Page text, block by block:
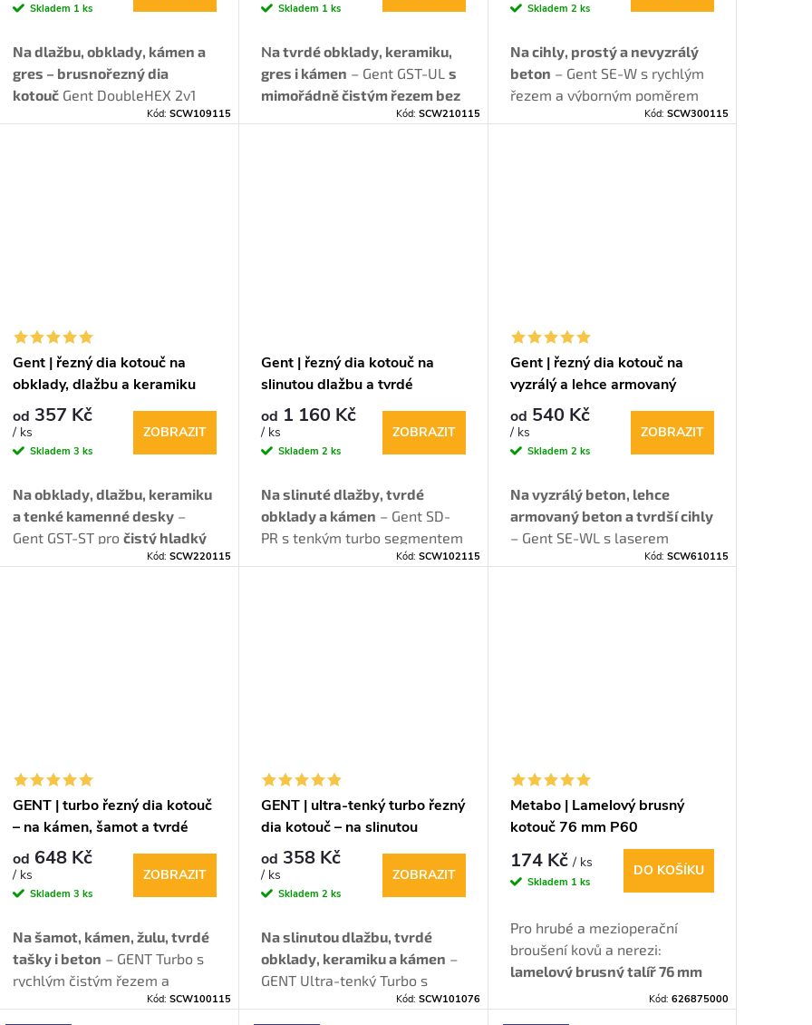
Skladem 1 ks
Na dlažbu, obklady, kámen a
gres – brusnořezný dia
kotouč Gent DoubleHEX 2v1
pokosové řezy a broušení
Kód:SCW109115
Skladem 1 ks
Na tvrdé obklady, keramiku,
gres i kámen – Gent GST-ULs
mimořádně čistým řezem bez
. Vhodný pro suché i
Kód: SCW210115
Skladem 2 ks
Na cihly, prostý a nevyzrálý
beton – Gent SE-W s rychlým
řezem a výborným poměrem
Kód: SCW300115
Gent | řezný dia kotouč na
obklady, dlažbu a keramiku
od 357 Kč
/ ks
Skladem 3 ks
ZOBRAZIT
Na obklady, dlažbu, keramiku
a tenké kamenné desky –
Gent GST-ST pro čistý hladký
Kód:SCW220115
Gent | řezný dia kotouč na
slinutou dlažbu a tvrdé
obklady
od 1 160 Kč
/ ks
Skladem2 ks
ZOBRAZIT
Na slinuté dlažby, tvrdé
obklady a kámen – Gent SD-
PR s tenkým turbo segmentem
rychlý čistý řez bez
Kód: SCW102115
Gent | řezný dia kotouč na
vyzrálý a lehce armovaný
beton
od 540 Kč
/ ks
Skladem 2 ks
ZOBRAZIT
Na vyzrálý beton, lehce
armovaný beton a tvrdší cihly
– Gent SE-WL s laserem
vařenými segmenty aKód: SCW610115
GENT | turbo řezný dia kotouč
– na kámen, šamot a tvrdé
materiály
od 648 Kč
/ ks
Skladem 3 ks
ZOBRAZIT
Na šamot, kámen, žulu, tvrdé
tašky i beton – GENT Turbo s
rychlým čistým řezem a
Kód:SCW100115
GENT | ultra-tenký turbo řezný
dia kotouč – na slinutou
dlažbu a tvrdé obklady
od 358 Kč
/ ks
Skladem2 ks
ZOBRAZIT
Na slinutou dlažbu, tvrdé
obklady, keramiku a kámen –
GENT Ultra-tenký Turbo s
čistým řezem bez oštípání.
Kód: SCW101076
Metabo | Lamelový brusný
kotouč 76 mm P60
174 Kč/ ks
Skladem 1 ks
DO KOŠÍKU
Pro hrubé a mezioperační
broušení kovů a nerezi:
lamelový brusný talíř 76 mm
P60 se zirkonovým korundem
má klidný chod a rovnoměrný
Kód: 626875000